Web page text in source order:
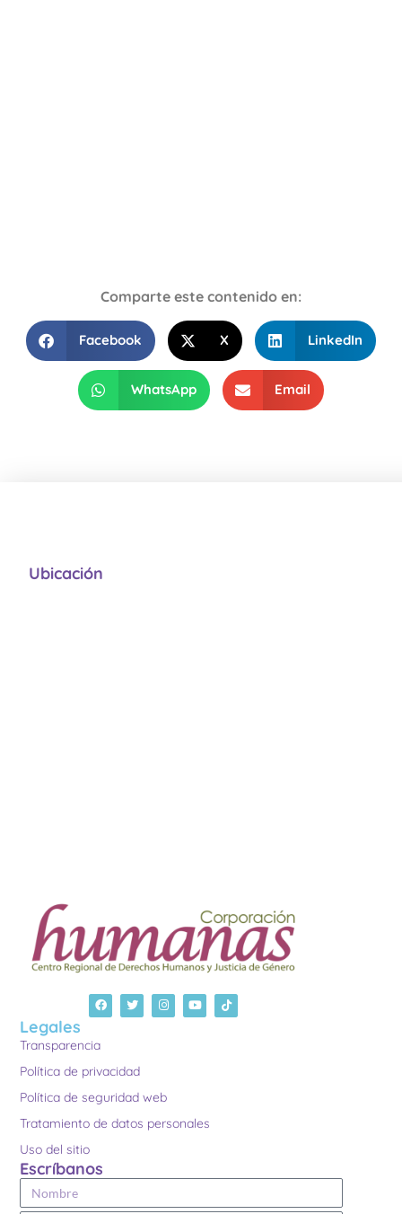
Comparte este contenido en:
Facebook X LinkedIn
WhatsApp Email
Legales
Transparencia
Política de privacidad
Política de seguridad web
Tratamiento de datos personales
Uso del sitio
Escríbanos
Ubicación